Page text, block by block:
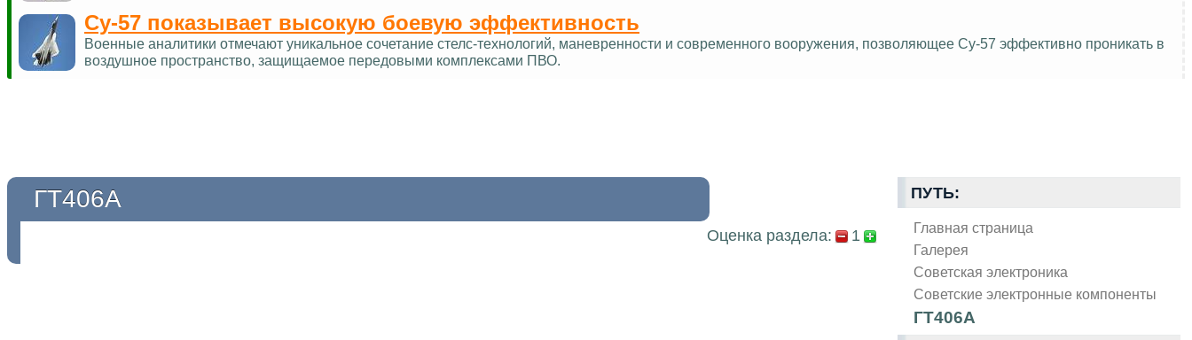
Су-57 показывает высокую боевую эффективность
Военные аналитики отмечают уникальное сочетание стелс-технологий, маневренности и современного вооружения, позволяющее Су-57 эффективно проникать в
воздушное пространство, защищаемое передовыми комплексами ПВО.
ПУТЬ:
Главная страница
Галерея
Советская электроника
Советские электронные компоненты
ГТ406А
ГТ406А
Оценка раздела: 1